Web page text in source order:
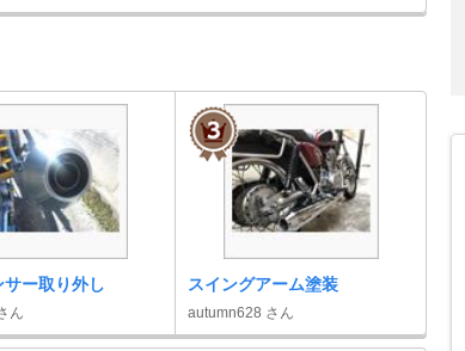
サー取り外し
ん
スイングアーム塗装
autumn628 さん